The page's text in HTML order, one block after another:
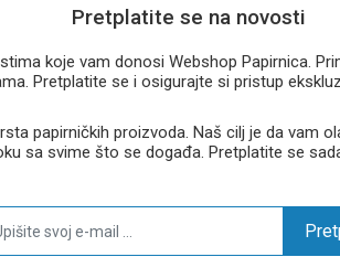
Pretplatite se na novosti
koje vam donosi Webshop Papirnica.
Pretplatite se i osigurajte si pristup
papirničkih proizvoda. Naš cilj je da vam
sa svime što se događa. Pretplatite se